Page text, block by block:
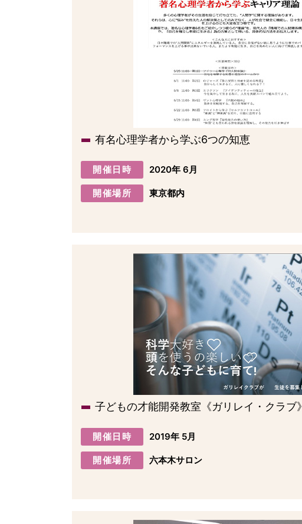
有名心理学者から学ぶ6つの知恵
開催日時 2020年 6月
開催場所 東京都内
子どもの才能開発教室《ガリレイ・クラブ》
開催日時 2019年 5月
開催場所 六本木サロン